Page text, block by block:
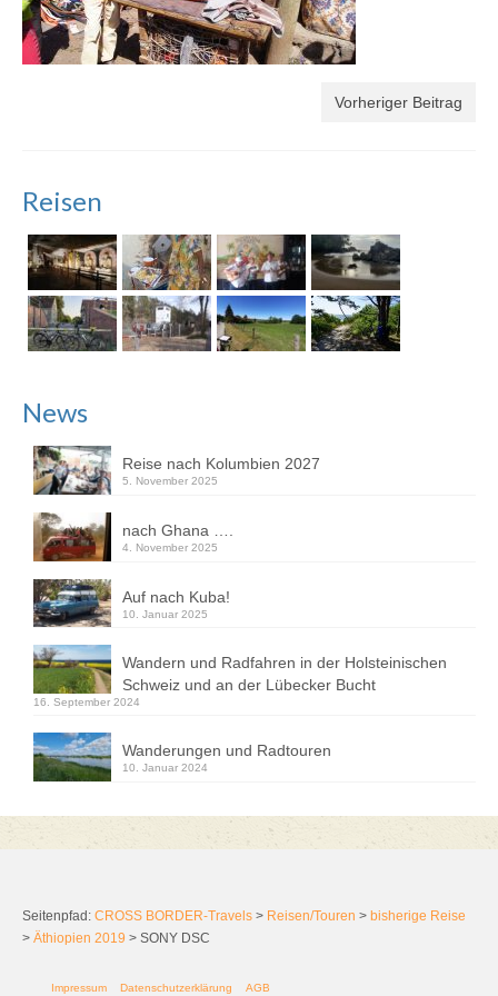
Vorheriger Beitrag
Reisen
News
Reise nach Kolumbien 2027
5. November 2025
nach Ghana ….
4. November 2025
Auf nach Kuba!
10. Januar 2025
Wandern und Radfahren in der Holsteinischen
Schweiz und an der Lübecker Bucht
16. September 2024
Wanderungen und Radtouren
10. Januar 2024
Seitenpfad: CROSS BORDER-Travels > Reisen/Touren > bisherige Reise
> Äthiopien 2019 > SONY DSC
Impressum Datenschutzerklärung AGB